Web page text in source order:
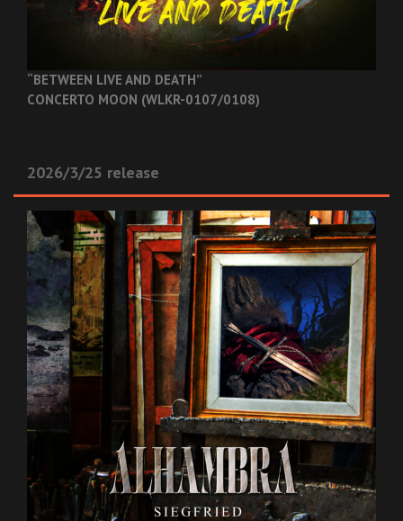
“BETWEEN LIVE AND DEATH”
CONCERTO MOON (WLKR-0107/0108)
2026/3/25 release